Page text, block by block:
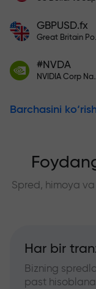
GBPUSD.fx
#NVDA
NVIDIA Corp
Barchasini
Spred, himoya
Har bir
Bizning
past